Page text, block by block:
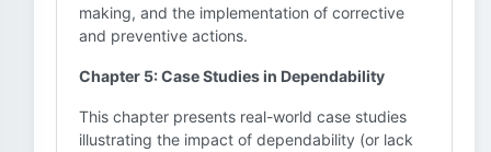
making, and the implementation of corrective
and preventive actions.
Chapter 5: Case Studies in Dependability
This chapter presents real-world case studies
illustrating the impact of dependability (or lack